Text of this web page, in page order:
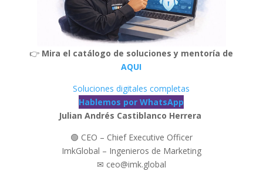
👉 Mira el catálogo de soluciones y mentoría de
AQUI
Soluciones digitales completas
Hablemos por WhatsApp
Julian Andrés Castiblanco Herrera
🟢 CEO – Chief Executive Officer
ImkGlobal – Ingenieros de Marketing
✉ ceo@imk.global